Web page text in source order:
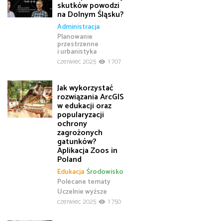
skutków powodzi
na Dolnym Śląsku?
Administracja
Planowanie
przestrzenne
i urbanistyka
czerwiec 2025
1 707
Jak wykorzystać
rozwiązania ArcGIS
w edukacji oraz
popularyzacji
ochrony
zagrożonych
gatunków?
Aplikacja Zoos in
Poland
Edukacja
Polecane tematy
Środowisko
Uczelnie wyższe
czerwiec 2025
1 750